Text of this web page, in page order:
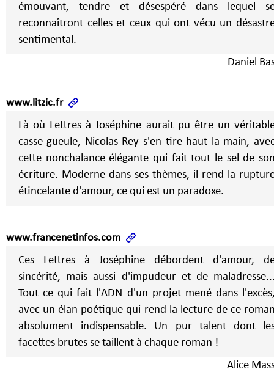
émouvant, tendre et désespéré dans lequel
reconnaîtront celles et ceux qui ont vécu un
sentimental.
Daniel
www.litzic.fr
Là où Lettres à Joséphine aurait pu être un
casse-gueule, Nicolas Rey s'en tire haut la main,
cette nonchalance élégante qui fait tout le sel de
écriture. Moderne dans ses thèmes, il rend la
étincelante d'amour, ce qui est un paradoxe.
www.francenetinfos.com
Ces Lettres à Joséphine débordent d'amour,
sincérité, mais aussi d'impudeur et de
Tout ce qui fait l'ADN d'un projet mené dans
avec un élan poétique qui rend la lecture de ce
absolument indispensable. Un pur talent dont
facettes brutes se taillent à chaque roman !
Alice